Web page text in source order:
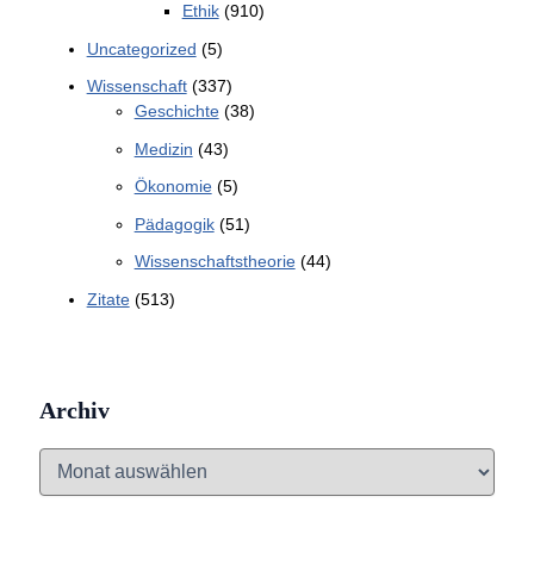
Ethik(910)
Uncategorized (5)
Wissenschaft(337)
Geschichte(38)
Medizin (43)
Ökonomie(5)
Pädagogik(51)
Wissenschaftstheorie(44)
Zitate(513)
Archiv